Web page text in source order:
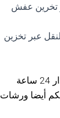
و تخرين عفش
عبر تخزين
أيضا ورشات